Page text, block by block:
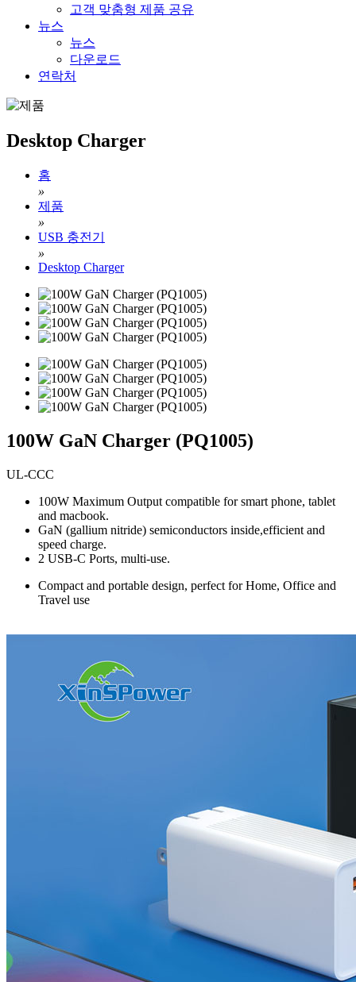
고객 맞춤형 제품 공유
뉴스
뉴스
다운로드
연락처
Desktop Charger
홈
»
제품
»
USB 충전기
»
Desktop Charger
100W GaN Charger (PQ1005)
UL-CCC
100W Maximum Output compatible for smart phone, tablet
and macbook.
GaN (gallium nitride) semiconductors inside,efficient and
speed charge.
2 USB-C Ports, multi-use.
Compact and portable design, perfect for Home, Office and
Travel use